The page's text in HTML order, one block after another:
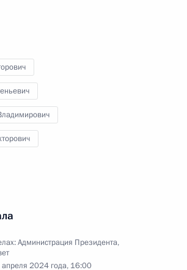
Администрация Президента,
2024 года, 16:00